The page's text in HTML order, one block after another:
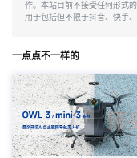
作。本站目前不接受任何形式
用于包括但不限于抖音、快手
一点点不一样的